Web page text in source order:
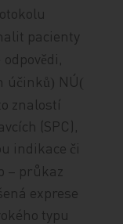
pacienty
odpovědi
úč ink ů ( NÚ)
znalostí
(SPC),
indikace č i
– průkaz
exprese
typu